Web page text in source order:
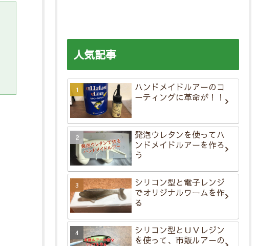
人気記事
ハンドメイドルアーのコ
ーティングに革命が！！
発泡ウレタンを使ってハ
ンドメイドルアーを作ろ
う
シリコン型と電子レンジ
でオリジナルワームを作
る
シリコン型とＵＶレジン
を使って、市販ルアーの